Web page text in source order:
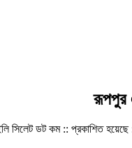
রূপপুর
সিলেট ডট কম :: প্রকাশিত